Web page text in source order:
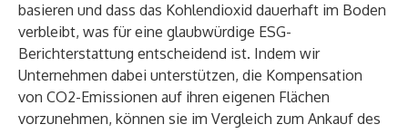
basieren und dass das Kohlendioxid dauerhaft im Boden
verbleibt, was für eine glaubwürdige ESG-
Berichterstattung entscheidend ist. Indem wir
Unternehmen dabei unterstützen, die Kompensation
von CO2-Emissionen auf ihren eigenen Flächen
vorzunehmen, können sie im Vergleich zum Ankauf des